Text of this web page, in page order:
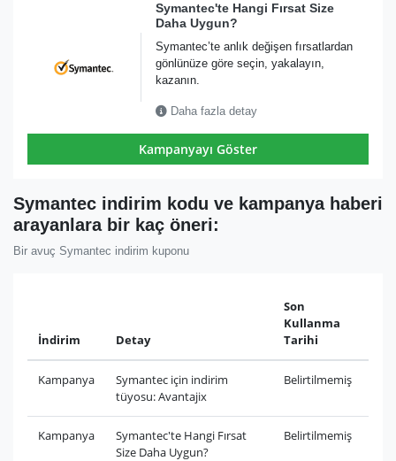
Symantec'te Hangi Fırsat Size
Daha Uygun?
Symantec’te anlık değişen fırsatlardan
gönlünüze göre seçin, yakalayın,
kazanın.
Daha fazla detay
Kampanyayı Göster
Symantec indirim kodu ve kampanya haberi
arayanlara bir kaç öneri:
Bir avuç Symantec indirim kuponu
İndirim Detay
Son
Kullanma
Tarihi
Kampanya
Symantec için indirim
tüyosu: Avantajix
Belirtilmemiş
Kampanya
Symantec'te Hangi Fırsat
Size Daha Uygun?
Belirtilmemiş